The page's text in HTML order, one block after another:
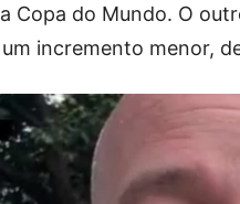
Copa do Mundo. O
incremento menor,